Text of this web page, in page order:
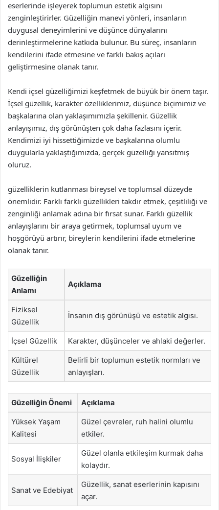
eserlerinde işleyerek toplumun estetik algısını
zenginleştirirler. Güzelliğin manevi yönleri, insanların
duygusal deneyimlerini ve düşünce dünyalarını
derinleştirmelerine katkıda bulunur. Bu süreç, insanların
kendilerini ifade etmesine ve farklı bakış açıları
geliştirmesine olanak tanır.
Kendi içsel güzelliğimizi keşfetmek de büyük bir önem taşır.
İçsel güzellik, karakter özelliklerimiz, düşünce biçimimiz ve
başkalarına olan yaklaşımımızla şekillenir. Güzellik
anlayışımız, dış görünüşten çok daha fazlasını içerir.
Kendimizi iyi hissettiğimizde ve başkalarına olumlu
duygularla yaklaştığımızda, gerçek güzelliği yansıtmış
oluruz.
güzelliklerin kutlanması bireysel ve toplumsal düzeyde
önemlidir. Farklı farklı güzellikleri takdir etmek, çeşitliliği ve
zenginliği anlamak adına bir fırsat sunar. Farklı güzellik
anlayışlarını bir araya getirmek, toplumsal uyum ve
hoşgörüyü artırır, bireylerin kendilerini ifade etmelerine
olanak tanır.
Güzelliğin
Anlamı
Açıklama
Fiziksel
Güzellik
İnsanın dış görünüşü ve estetik algısı.
İçsel Güzellik Karakter, düşünceler ve ahlaki değerler.
Kültürel
Güzellik
Belirli bir toplumun estetik normları ve
anlayışları.
Güzelliğin Önemi Açıklama
Yüksek Yaşam
Kalitesi
Güzel çevreler, ruh halini olumlu
etkiler.
Sosyal İlişkiler
Güzel olanla etkileşim kurmak daha
kolaydır.
Sanat ve Edebiyat
Güzellik, sanat eserlerinin kapısını
açar.